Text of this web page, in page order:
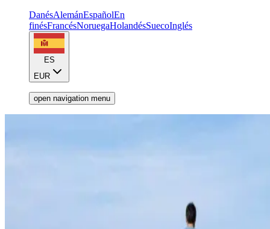
DanésAlemánEspañolEn
finésFrancésNoruegaHolandésSuecoInglés
ES
EUR
open navigation menu